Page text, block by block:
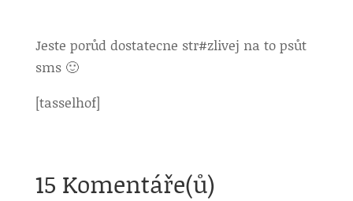
Jeste porůd dostatecne str#zlivej na to psůt
sms 🙂
[tasselhof]
15 Komentáře(ů)